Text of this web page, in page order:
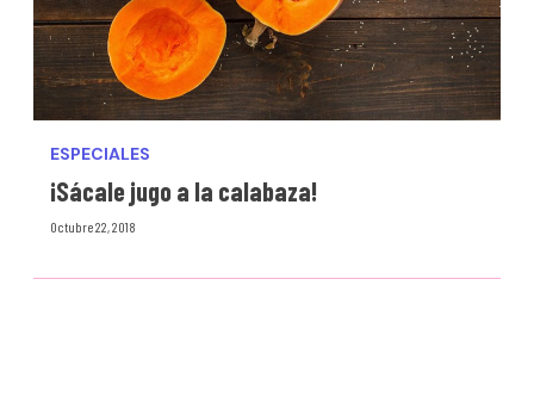
ESPECIALES
¡Sácale jugo a la calabaza!
Octubre 22, 2018